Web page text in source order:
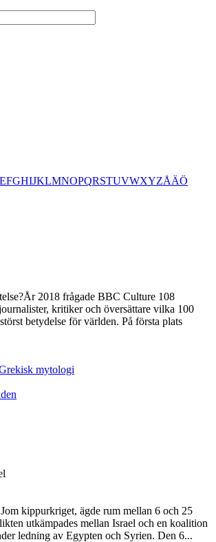
EFGHIJKLMNOPQRSTUVWXYZÅÄÖ
2018 frågade BBC Culture 108
kritiker och översättare vilka 100
betydelse för världen. På första plats
mytologi
kippurkriget, ägde rum mellan 6 och 25
utkämpades mellan Israel och en koalition
ledning av Egypten och Syrien. Den 6...